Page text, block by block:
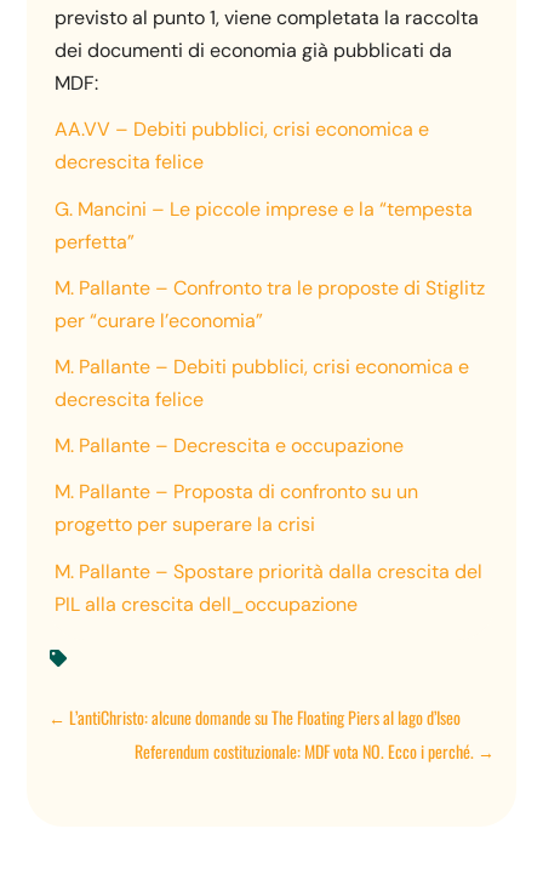
previsto al punto 1, viene completata la raccolta
dei documenti di economia già pubblicati da
MDF:
AA.VV – Debiti pubblici, crisi economica e
decrescita felice
G. Mancini – Le piccole imprese e la “tempesta
perfetta”
M. Pallante – Confronto tra le proposte di Stiglitz
per “curare l’economia”
M. Pallante – Debiti pubblici, crisi economica e
decrescita felice
M. Pallante – Decrescita e occupazione
M. Pallante – Proposta di confronto su un
progetto per superare la crisi
M. Pallante – Spostare priorità dalla crescita del
PIL alla crescita dell_occupazione

←L’antiChristo: alcune domande su The Floating Piers al lago d’Iseo
Referendum costituzionale: MDF vota NO. Ecco i perché.→